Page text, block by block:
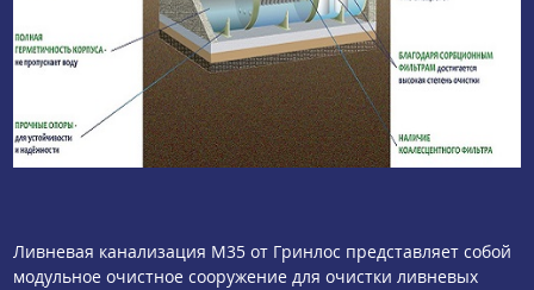
Ливневая канализация М35 от Гринлос представляет собой
модульное очистное сооружение для очистки ливневых